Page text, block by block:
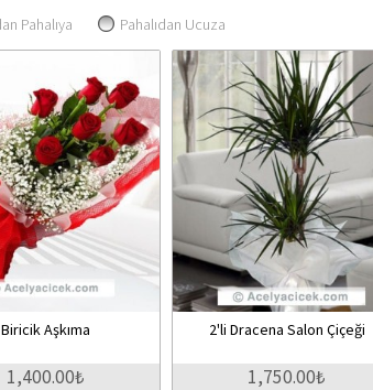
Pahalıya Pahalıdan Ucuza
Biricik Aşkıma
1,400.00₺
2'li Dracena Salon Çiçeği
1,750.00₺